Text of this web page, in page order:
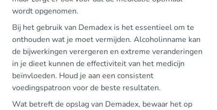
wordt opgenomen.
Bij het gebruik van Demadex is het essentieel om te
onthouden wat je moet vermijden. Alcoholinname kan
de bijwerkingen verergeren en extreme veranderingen
in je dieet kunnen de effectiviteit van het medicijn
beïnvloeden. Houd je aan een consistent
voedingspatroon voor de beste resultaten.
Wat betreft de opslag van Demadex, bewaar het op